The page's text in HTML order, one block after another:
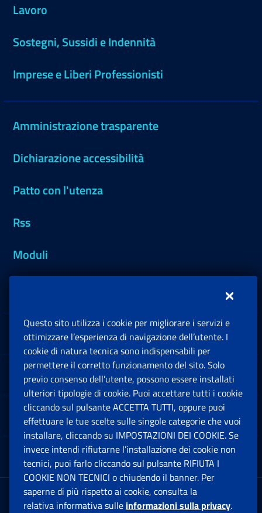
Lavoro
Sostegni, Sussidi e Indennità
Imprese e Liberi Professionisti
Amministrazione trasparente
Dichiarazione accessibilità
Patto con l'utenza
Rss
Moduli
Sedi e Contatti
Software
Note Legali
App mobile
Sede Legale : Via Ciro il Grande, 21
Questo sito utilizza i cookie per migliorare i servizi e
ottimizzare l’esperienza di navigazione dell’utente. I
cookie di natura tecnica sono indispensabili per
permettere il corretto funzionamento del sito. Solo
previo consenso dell’utente, possono essere installati
ulteriori tipologie di cookie. Puoi accettare tutti i cookie
cliccando sul pulsante ACCETTA TUTTI, oppure puoi
effettuare le tue scelte sulle singole categorie che vuoi
installare, cliccando su IMPOSTAZIONI DEI COOKIE. Se
invece intendi rifiutarne l’installazione dei cookie non
tecnici, puoi farlo cliccando sul pulsante RIFIUTA I
COOKIE NON TECNICI o chiudendo il banner. Per
saperne di più rispetto ai cookie, consulta la
relativa informativa sulle informazioni sulla privacy.